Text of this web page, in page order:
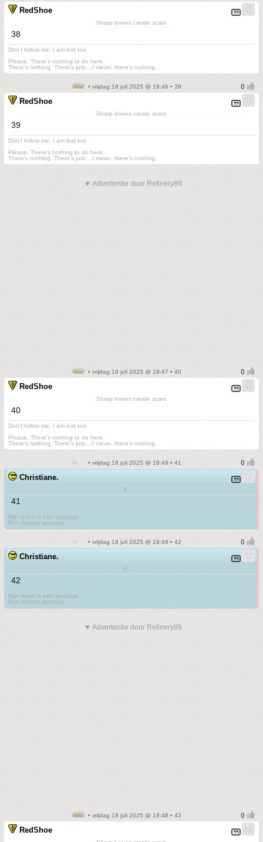
RedShoe
Sharp knives create scars
38
Don't follow me. I am lost too
Please. There's nothing to do here.
There's nothing. There's just....I mean, there's nothing.
• vrijdag 18 juli 2025 @ 18:46 • 39
RedShoe
Sharp knives create scars
39
Don't follow me. I am lost too
Please. There's nothing to do here.
There's nothing. There's just....I mean, there's nothing.
▼ Advertentie door Refinery89
• vrijdag 18 juli 2025 @ 18:47 • 40
RedShoe
Sharp knives create scars
40
Don't follow me. I am lost too
Please. There's nothing to do here.
There's nothing. There's just....I mean, there's nothing.
• vrijdag 18 juli 2025 @ 18:48 • 41
Christiane.
F.......
41
Mijn leven is een sprookje
Een duivels sprookje
• vrijdag 18 juli 2025 @ 18:48 • 42
Christiane.
F.......
42
Mijn leven is een sprookje
Een duivels sprookje
▼ Advertentie door Refinery89
• vrijdag 18 juli 2025 @ 18:48 • 43
RedShoe